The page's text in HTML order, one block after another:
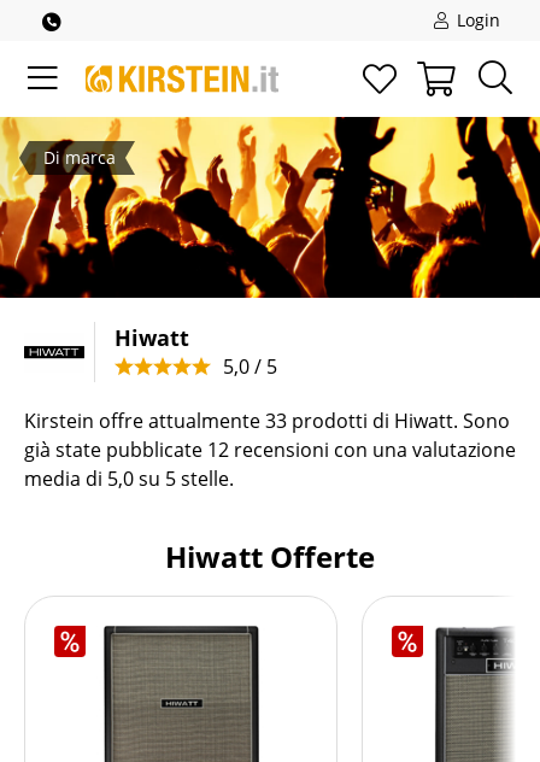
Login
Di marca
Hiwatt
5,0 / 5
Kirstein offre attualmente 33 prodotti di Hiwatt. Sono
già state pubblicate 12 recensioni con una valutazione
media di 5,0 su 5 stelle.
Hiwatt Offerte